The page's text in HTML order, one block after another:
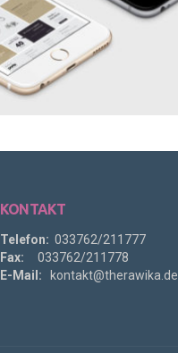
KONTAKT
Telefon: 033762/211777
Fax: 033762/211778
E-Mail:
kontakt@therawika.de